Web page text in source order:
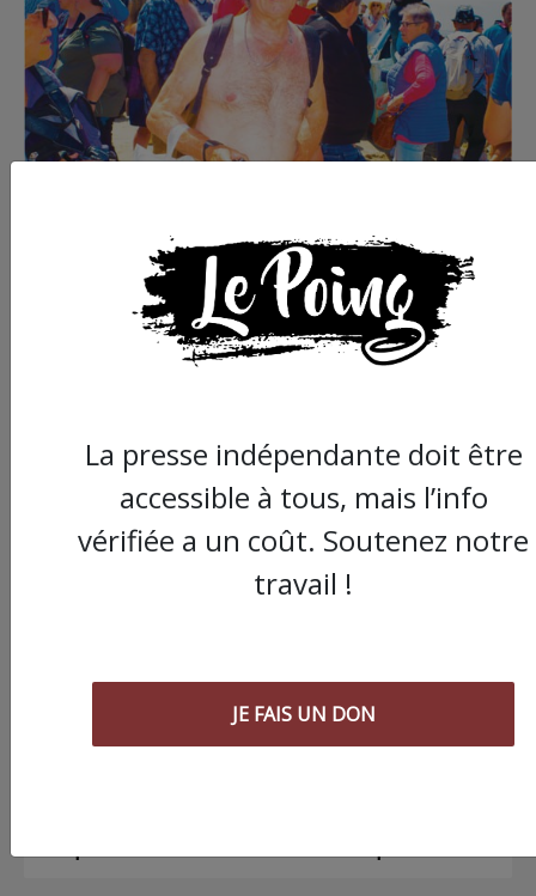
Commander le dernier numéro papier du
Voir tous les numéros papier
AGORA
psychologique pour les femmes
La presse indépendante doit être
accessible à tous, mais l’info
vérifiée a un coût. Soutenez notre
travail !
JE FAIS UN DON